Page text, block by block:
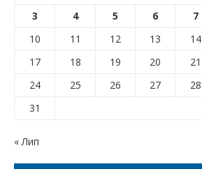
3
4 5 6 7
10
11 12 13 14
17
18 19 20 21
24
25 26 27 28
31
« Лип